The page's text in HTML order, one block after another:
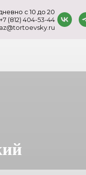
с 10 до 20
+7 (812) 404-53-44